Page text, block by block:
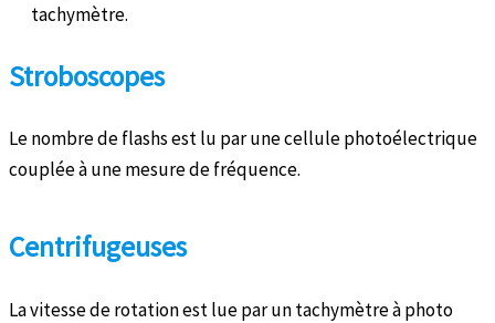
tachymètre.
Stroboscopes
Le nombre de flashs est lu par une cellule photoélectrique
couplée à une mesure de fréquence.
Centrifugeuses
La vitesse de rotation est lue par un tachymètre à photo